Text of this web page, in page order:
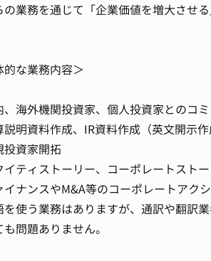
の業務を通じて「企業価値を増大させ
的な業務内容＞
、海外機関投資家、個人投資家とのコ
説明資料作成、IR資料作成（英文開示作
投資家開拓
イティストーリー、コーポレートスト
イナンスやM&A等のコーポレートアク
使う業務はありますが、通訳や翻訳
問題ありません。